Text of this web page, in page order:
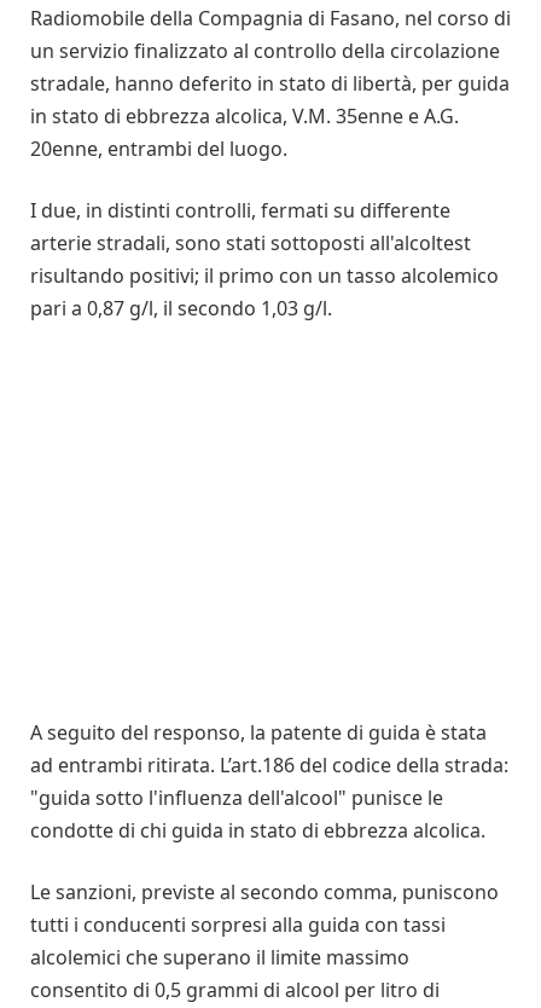
Radiomobile della Compagnia di Fasano, nel corso di
un servizio finalizzato al controllo della circolazione
stradale, hanno deferito in stato di libertà, per guida
in stato di ebbrezza alcolica, V.M. 35enne e A.G.
20enne, entrambi del luogo.
I due, in distinti controlli, fermati su differente
arterie stradali, sono stati sottoposti all'alcoltest
risultando positivi; il primo con un tasso alcolemico
pari a 0,87 g/l, il secondo 1,03 g/l.
A seguito del responso, la patente di guida è stata
ad entrambi ritirata. L’art.186 del codice della strada:
"guida sotto l'influenza dell'alcool" punisce le
condotte di chi guida in stato di ebbrezza alcolica.
Le sanzioni, previste al secondo comma, puniscono
tutti i conducenti sorpresi alla guida con tassi
alcolemici che superano il limite massimo
consentito di 0,5 grammi di alcool per litro di